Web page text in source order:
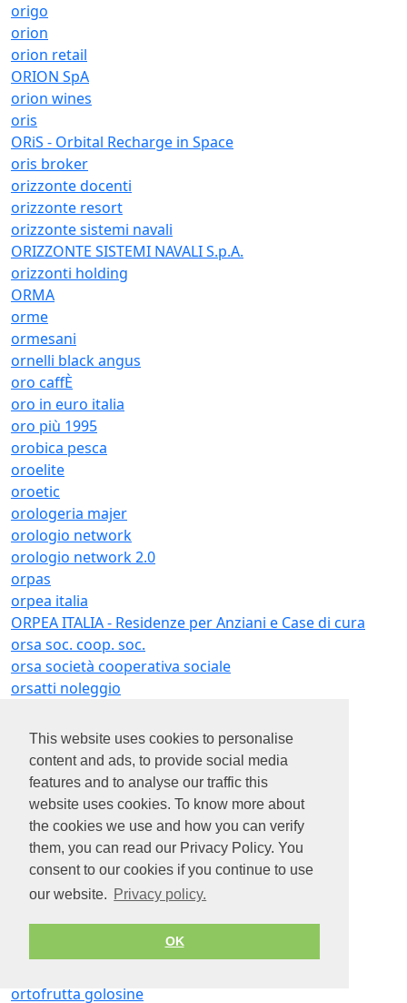
This website uses cookies to personalise
content and ads, to provide social media
features and to analyse our traffic this
website uses cookies. To know more about
the cookies we use and how you can verify
them, you can read our Privacy Policy. You
consent to our cookies if you continue to use
our website. Privacy policy.
OK
origo
orion
orion retail
ORION SpA
orion wines
oris
ORiS - Orbital Recharge in Space
oris broker
orizzonte docenti
orizzonte resort
orizzonte sistemi navali
ORIZZONTE SISTEMI NAVALI S.p.A.
orizzonti holding
ORMA
orme
ormesani
ornelli black angus
oro caffÈ
oro in euro italia
oro più 1995
orobica pesca
oroelite
oroetic
orologeria majer
orologio network
orologio network 2.0
orpas
orpea italia
ORPEA ITALIA - Residenze per Anziani e Case di cura
orsa soc. coop. soc.
orsa società cooperativa sociale
orsatti noleggio
orsini service
orso blu
orso blu impresa cooperativa sociale
orso e paoli
orte
ortelli claudio
Orthofix
orto urbano ostuni
ortofrutta golosine